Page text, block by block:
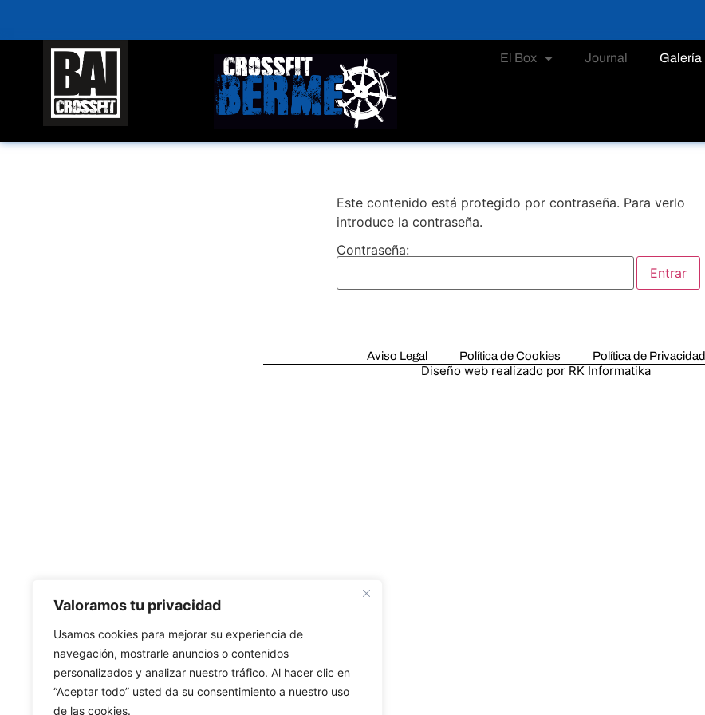
Valoramos tu privacidad
Usamos cookies para mejorar su experiencia de
navegación, mostrarle anuncios o contenidos
personalizados y analizar nuestro tráfico. Al hacer clic en
“Aceptar todo” usted da su consentimiento a nuestro uso
de las cookies.
El Box Journal Galería
Este contenido está protegido por contraseña. Para verlo
introduce la contraseña.
Contraseña:
Aviso Legal Política de Cookies Política de Privacidad
Diseño web realizado por RK Informatika